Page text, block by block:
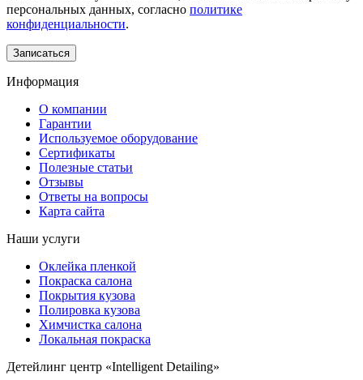
персональных данных, согласно политике
конфиденциальности.
Информация
О компании
Гарантии
Используемое оборудование
Сертификаты
Полезные статьи
Отзывы
Ответы на вопросы
Карта сайта
Наши услуги
Оклейка пленкой
Покраска салона
Покрытия кузова
Полировка кузова
Химчистка салона
Локальная покраска
Детейлинг центр «Intelligent Detailing»